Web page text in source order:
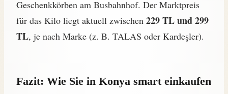
Geschenkkörben am Busbahnhof. Der Marktpreis
für das Kilo liegt aktuell zwischen 229 TL und 299
TL, je nach Marke (z. B. TALAS oder Kardeşler).
Fazit: Wie Sie in Konya smart einkaufen